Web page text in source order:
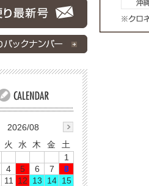
2026/08
火 水 木 金
土
1
4 5 6 7
8
11 12 13 14 15